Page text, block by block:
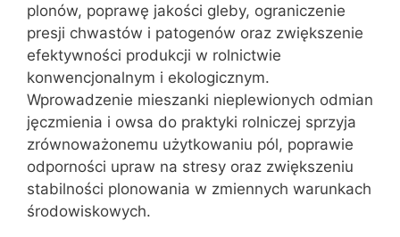
plonów, poprawę jakości gleby, ograniczenie
presji chwastów i patogenów oraz zwiększenie
efektywności produkcji w rolnictwie
konwencjonalnym i ekologicznym.
Wprowadzenie mieszanki nieplewionych odmian
jęczmienia i owsa do praktyki rolniczej sprzyja
zrównoważonemu użytkowaniu pól, poprawie
odporności upraw na stresy oraz zwiększeniu
stabilności plonowania w zmiennych warunkach
środowiskowych.